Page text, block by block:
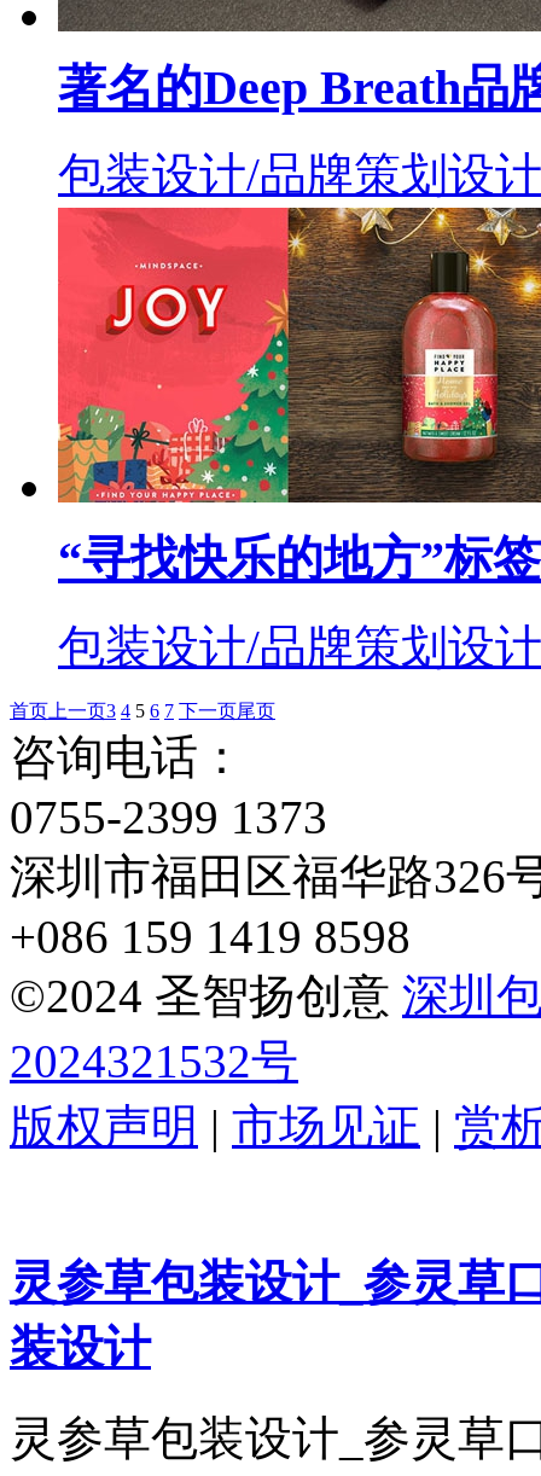
著名的Deep Breath品
包装设计/品牌策划设
“寻找快乐的地方”标
包装设计/品牌策划设
首页 上一页3 4 5 6 7 下一页尾页
咨询电话：
0755-2399 1373
深圳市福田区福华路326
+086 159 1419 8598
©2024 圣智扬创意 深圳
2024321532号
版权声明 | 市场见证 | 赏
灵参草包装设计_参灵草
装设计
灵参草包装设计_参灵草